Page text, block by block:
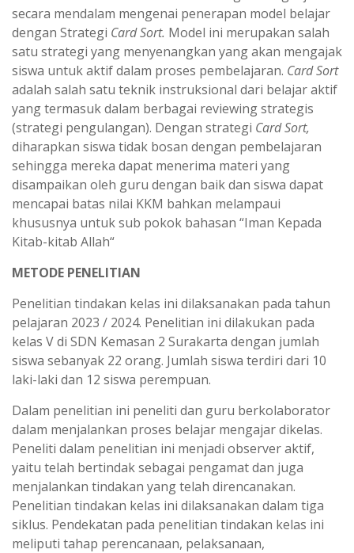
secara mendalam mengenai penerapan model belajar
dengan Strategi Card Sort. Model ini merupakan salah
satu strategi yang menyenangkan yang akan mengajak
siswa untuk aktif dalam proses pembelajaran. Card Sort
adalah salah satu teknik instruksional dari belajar aktif
yang termasuk dalam berbagai reviewing strategis
(strategi pengulangan). Dengan strategi Card Sort,
diharapkan siswa tidak bosan dengan pembelajaran
sehingga mereka dapat menerima materi yang
disampaikan oleh guru dengan baik dan siswa dapat
mencapai batas nilai KKM bahkan melampaui
khususnya untuk sub pokok bahasan “Iman Kepada
Kitab-kitab Allah“
METODE PENELITIAN
Penelitian tindakan kelas ini dilaksanakan pada tahun
pelajaran 2023 / 2024. Penelitian ini dilakukan pada
kelas V di SDN Kemasan 2 Surakarta dengan jumlah
siswa sebanyak 22 orang. Jumlah siswa terdiri dari 10
laki-laki dan 12 siswa perempuan.
Dalam penelitian ini peneliti dan guru berkolaborator
dalam menjalankan proses belajar mengajar dikelas.
Peneliti dalam penelitian ini menjadi observer aktif,
yaitu telah bertindak sebagai pengamat dan juga
menjalankan tindakan yang telah direncanakan.
Penelitian tindakan kelas ini dilaksanakan dalam tiga
siklus. Pendekatan pada penelitian tindakan kelas ini
meliputi tahap perencanaan, pelaksanaan,